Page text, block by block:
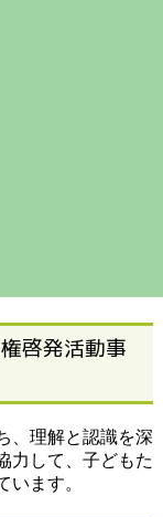
啓発活動事
、理解と認識を深
力して、子どもた
ます。